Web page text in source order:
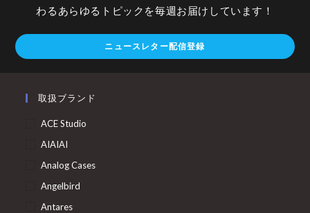
わるあらゆるトピックを毎週お届けしています！
ニュースレター配信登録
取扱ブランド
ACE Studio
AIAIAI
Analog Cases
Angelbird
Antares